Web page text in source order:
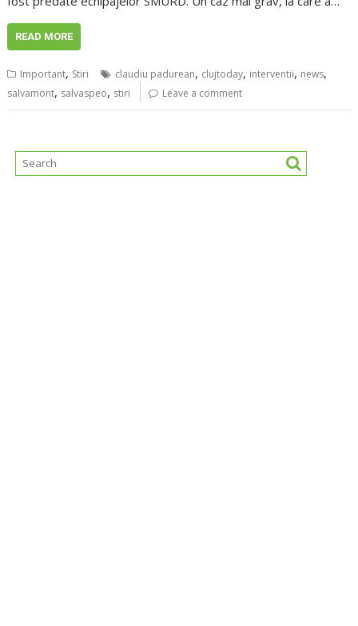
READ MORE
Important, Stiri claudiu padurean, clujtoday, interventii, news,
salvamont, salvaspeo, stiri Leave a comment